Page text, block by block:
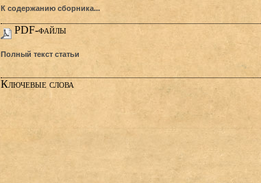
К содержанию сборника...
PDF-файлы
Полный текст статьи
Ключевые слова